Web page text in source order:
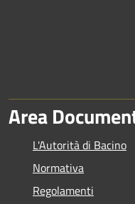
Area
L'Autorità di Bacino
Normativa
Regolamenti